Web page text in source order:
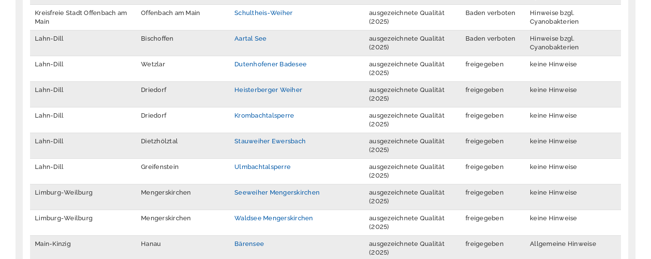
Kreisfreie Stadt Offenbach am
Main
Offenbach am Main Schultheis-Weiher
ausgezeichnete Qualität
(2025)
Baden verboten
Hinweise bzgl.
Cyanobakterien
Lahn-Dill Bischoffen Aartal See
ausgezeichnete Qualität
(2025)
Baden verboten
Hinweise bzgl.
Cyanobakterien
Lahn-Dill Wetzlar Dutenhofener Badesee
ausgezeichnete Qualität
(2025)
freigegeben keine Hinweise
Lahn-Dill Driedorf Heisterberger Weiher
ausgezeichnete Qualität
(2025)
freigegeben keine Hinweise
Lahn-Dill Driedorf Krombachtalsperre
ausgezeichnete Qualität
(2025)
freigegeben keine Hinweise
Lahn-Dill Dietzhölztal Stauweiher Ewersbach
ausgezeichnete Qualität
(2025)
freigegeben keine Hinweise
Lahn-Dill Greifenstein Ulmbachtalsperre
ausgezeichnete Qualität
(2025)
freigegeben keine Hinweise
Limburg-Weilburg Mengerskirchen Seeweiher Mengerskirchen
ausgezeichnete Qualität
(2025)
freigegeben keine Hinweise
Limburg-Weilburg Mengerskirchen Waldsee Mengerskirchen
ausgezeichnete Qualität
(2025)
freigegeben keine Hinweise
Main-Kinzig Hanau Bärensee
ausgezeichnete Qualität
(2025)
freigegeben Allgemeine Hinweise